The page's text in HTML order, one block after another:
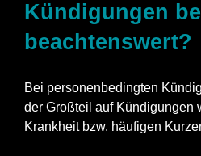
Kündigungen
beachtenswert?
Bei personenbedingten
der Großteil auf Kündigungen
Krankheit bzw. häufigen